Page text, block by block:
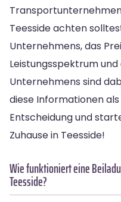
Teesside achten
Unternehmens, das
Leistungsspektrum
Unternehmens sind
diese Informationen
Entscheidung und
Zuhause in Teesside!
Wie funktioniert eine
Teesside?